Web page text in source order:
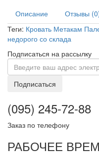
Описание
Отзывы
Теги: Кровать Метакам
недорого со склада
Подписаться на рассылку
Подписаться
(095) 245-72-88
Заказ по телефону
РАБОЧЕЕ